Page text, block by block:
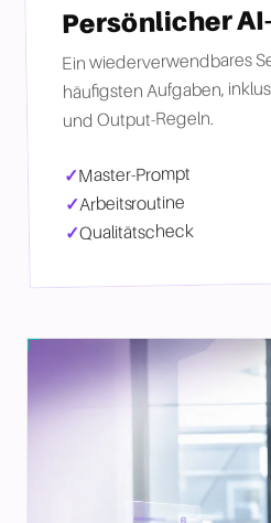
Persönlicher
Ein wiederverwendbares
häufigsten Aufgaben,
und Output-Regeln.
Master-Prompt
Arbeitsroutine
Qualitätscheck